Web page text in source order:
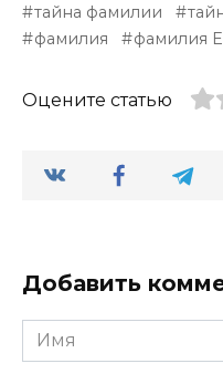
тайна фамилии
фамилия
фамилия
Оцените статью
Добавить
Имя
*